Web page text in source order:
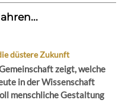
düstere Zukunft
zeigt, welche
in der Wissenschaft
menschliche Gestaltung